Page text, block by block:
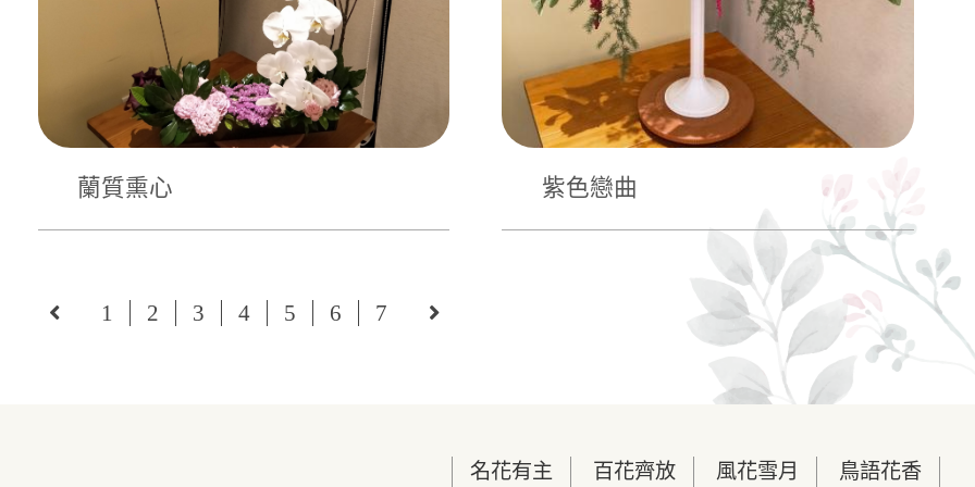
蘭質熏心 紫色戀曲
1 2 3 4 5 6 7
名花有主 百花齊放 風花雪月 鳥語花香